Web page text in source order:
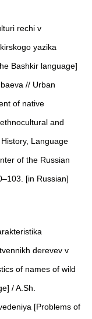
rechi v
yazika
Bashkir language]
// Urban
of native
and
Language
of the Russian
[in Russian]
derevev v
of names of wild
/ A.Sh.
[Problems of